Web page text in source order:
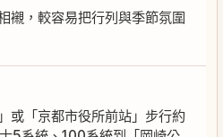
襯，較容易把行列與季節氛圍
或「京都市役所前站」步行約